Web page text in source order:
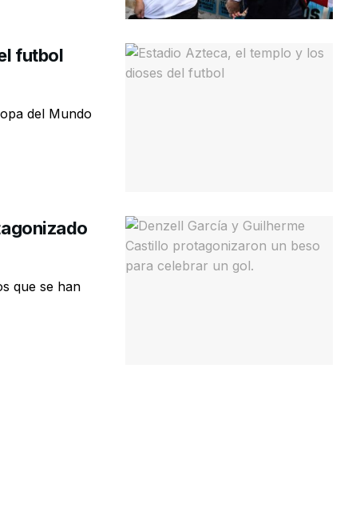
futbol
del Mundo
que se han